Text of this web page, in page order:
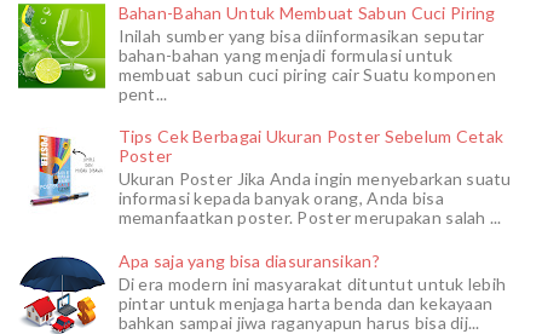
Bahan-Bahan Untuk Membuat Sabun Cuci Piring
Inilah sumber yang bisa diinformasikan seputar
bahan-bahan yang menjadi formulasi untuk
membuat sabun cuci piring cair Suatu komponen
pent...
Tips Cek Berbagai Ukuran Poster Sebelum Cetak
Poster
Ukuran Poster Jika Anda ingin menyebarkan suatu
informasi kepada banyak orang, Anda bisa
memanfaatkan poster. Poster merupakan salah ...
Apa saja yang bisa diasuransikan?
Di era modern ini masyarakat dituntut untuk lebih
pintar untuk menjaga harta benda dan kekayaan
bahkan sampai jiwa raganyapun harus bisa dij...